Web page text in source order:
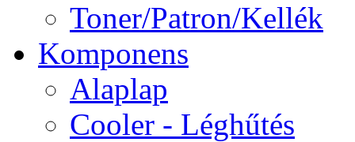
Toner/Patron/Kellék
Komponens
Alaplap
Cooler - Léghűtés